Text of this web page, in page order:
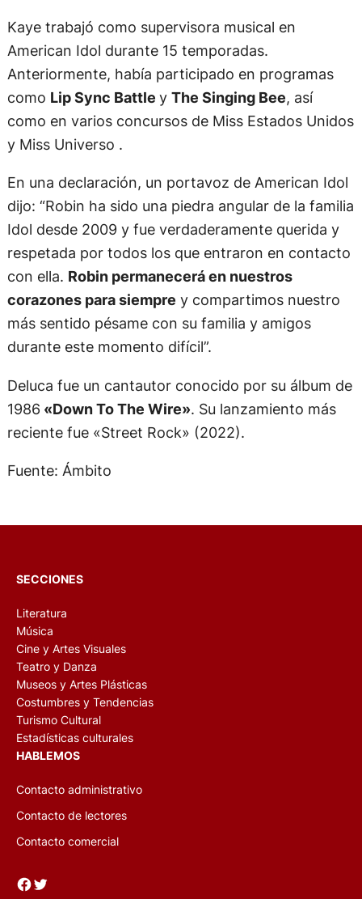
Kaye trabajó como supervisora musical en
American Idol durante 15 temporadas.
Anteriormente, había participado en programas
como Lip Sync Battle y The Singing Bee, así
como en varios concursos de Miss Estados Unidos
y Miss Universo .
En una declaración, un portavoz de American Idol
dijo: “Robin ha sido una piedra angular de la familia
Idol desde 2009 y fue verdaderamente querida y
respetada por todos los que entraron en contacto
con ella. Robin permanecerá en nuestros
corazones para siempre y compartimos nuestro
más sentido pésame con su familia y amigos
durante este momento difícil”.
Deluca fue un cantautor conocido por su álbum de
1986 «Down To The Wire». Su lanzamiento más
reciente fue «Street Rock» (2022).
Fuente: Ámbito
SECCIONES
Literatura
Música
Cine y Artes Visuales
Teatro y Danza
Museos y Artes Plásticas
Costumbres y Tendencias
Turismo Cultural
Estadísticas culturales
HABLEMOS
Contacto administrativo
Contacto de lectores
Contacto comercial
Facebook Twitter